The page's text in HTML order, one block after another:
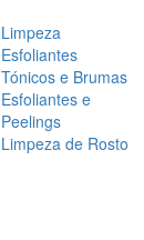
Limpeza
Esfoliantes
Tónicos e Brumas
Esfoliantes e
Peelings
Limpeza de Rosto